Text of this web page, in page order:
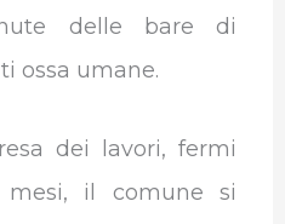
delle bare di
ossa umane.
dei lavori, fermi
il comune si